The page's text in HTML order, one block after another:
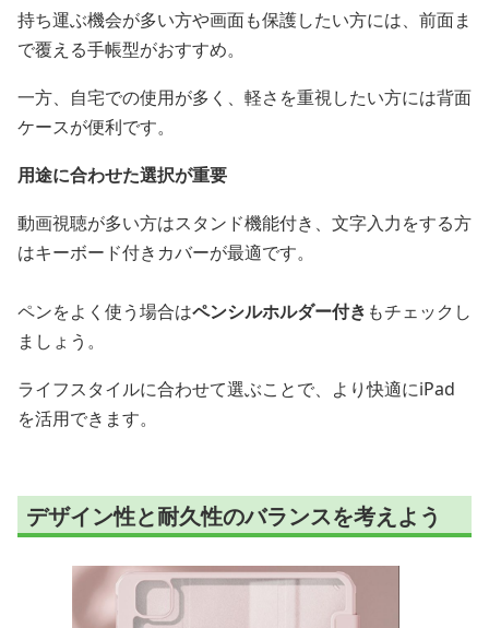
持ち運ぶ機会が多い方や画面も保護したい方には、前面ま
で覆える手帳型がおすすめ。
一方、自宅での使用が多く、軽さを重視したい方には背面
ケースが便利です。
用途に合わせた選択が重要
動画視聴が多い方はスタンド機能付き、文字入力をする方
はキーボード付きカバーが最適です。
ペンをよく使う場合はペンシルホルダー付き もチェックし
ましょう。
ライフスタイルに合わせて選ぶことで、より快適にiPad
を活用できます。
デザイン性と耐久性のバランスを考えよう